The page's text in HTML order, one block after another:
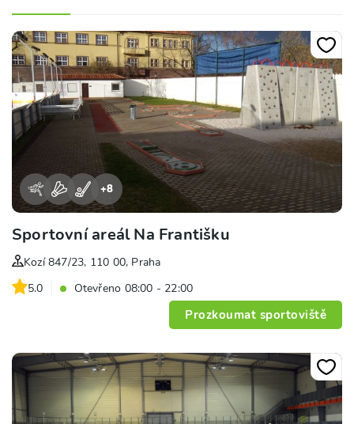
+8
Sportovní areál Na Františku
Kozí 847/23, 110 00, Praha
5.0
Otevřeno 08:00 - 22:00
Prozkoumat sportoviště